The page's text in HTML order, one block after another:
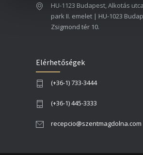
HU-1123 Budapest, Alkotás
park II. emelet | HU-1023
Zsigmond tér 10.
Elérhetőségek
(+36-1) 733-3444
(+36-1) 445-3333
recepcio@szentmagdolna.com